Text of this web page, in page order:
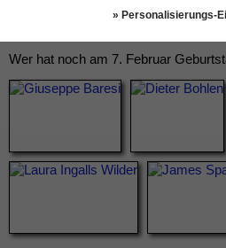
Wer hat noch am 7. Februar
» Personalisierungs-